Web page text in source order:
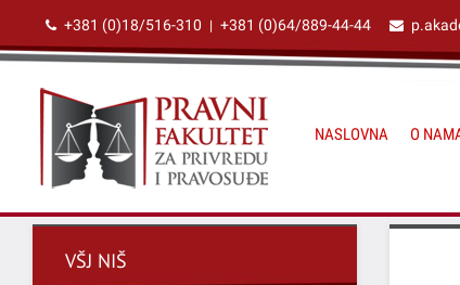
+381 (0)18/516-310 | +381 (0)64/889-44-44
NASLOVNA O
VŠJ NIŠ